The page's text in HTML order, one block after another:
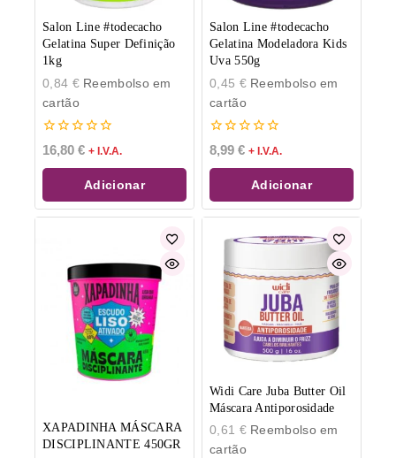
Salon Line #todecacho
Gelatina Super Definição
1kg
0,84 €Reembolso em
cartão
0
de
5
16,80 € + I.V.A.
Adicionar
Salon Line #todecacho
Gelatina Modeladora Kids
Uva 550g
0,45 €Reembolso em
cartão
0
de
5
8,99 € + I.V.A.
Adicionar
XAPADINHA MÁSCARA
DISCIPLINANTE 450GR
Widi Care Juba Butter Oil
Máscara Antiporosidade
0,61 €Reembolso em
cartão